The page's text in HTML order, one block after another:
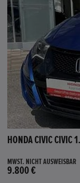
MWST. NICHT AUSWEISBAR
9.800 €